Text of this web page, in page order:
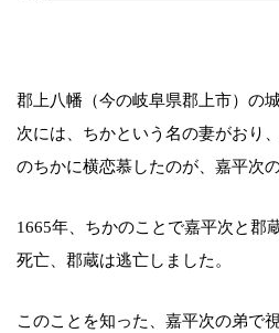
郡上八幡（今の岐阜県郡上市）の
次には、ちかという名の妻がおり
のちかに横恋慕したのが、嘉平次
1665年、ちかのことで嘉平次と郡
死亡、郡蔵は逃亡しました。
このことを知った、嘉平次の弟で